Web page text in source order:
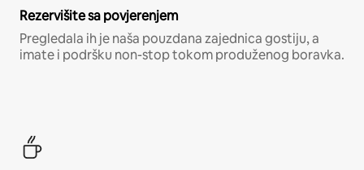
Rezervišite sa povjerenjem
Pregledala ih je naša pouzdana zajednica gostiju, a
imate i podršku non-stop tokom produženog boravka.